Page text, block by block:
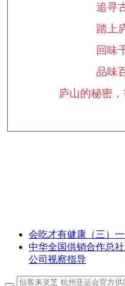
追寻
踏上
回味
品味
庐山的秘密
会吃才有健康（三）
中华全国供销合作总
公司视察指导